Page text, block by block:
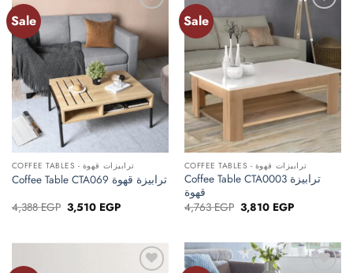
Sale
wishlist
COFFEE TABLES - ترابيزات قهوة
Coffee Table CTA069 ترابيزة قهوة
4,388EGP Original
price
3,510 EGPCurrent
Sale
Add to
wishlist
COFFEE TABLES - ترابيزات قهوة
Coffee Table CTA0003 ترابيزة
قهوة
4,763EGP Original
price
3,810 EGPCurrent